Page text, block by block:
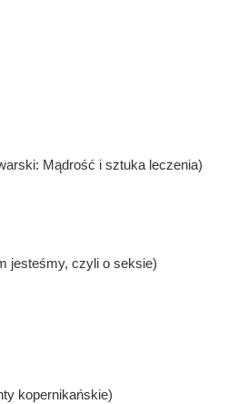
Mądrość i sztuka leczenia)
jesteśmy, czyli o seksie)
kopernikańskie)